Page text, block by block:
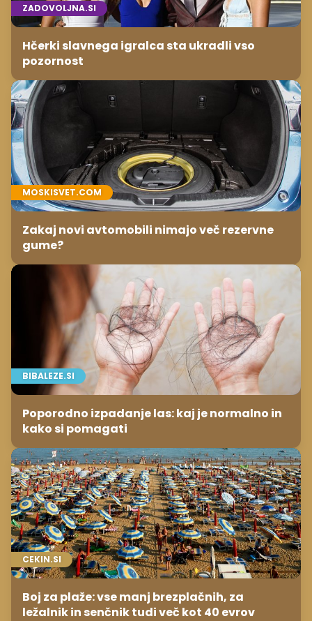
ZADOVOLJNA.SI
Hčerki slavnega igralca sta ukradli vso
pozornost
MOSKISVET.COM
Zakaj novi avtomobili nimajo več rezervne
gume?
BIBALEZE.SI
Poporodno izpadanje las: kaj je normalno in
kako si pomagati
CEKIN.SI
Boj za plaže: vse manj brezplačnih, za
ležalnik in senčnik tudi več kot 40 evrov